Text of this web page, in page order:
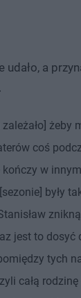
udało, a
żeby
coś
kończy w
były
jest to dosyć
tych
całą rodzinę